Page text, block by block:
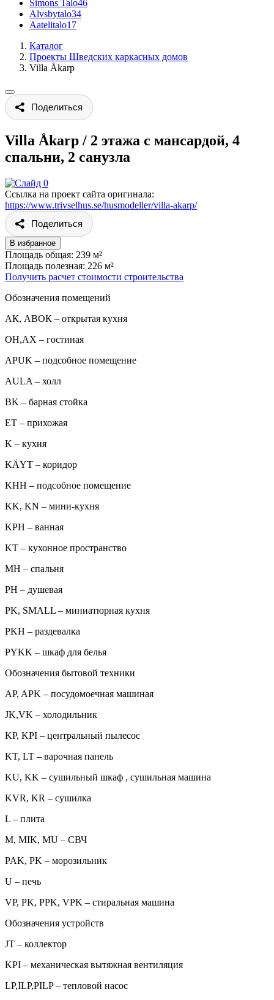
Simons Talo46
Alvsbytalo34
Aatelitalo17
Каталог
Проекты Шведских каркасных домов
Villa Åkarp
Поделиться
Villa Åkarp / 2 этажа с мансардой, 4
спальни, 2 санузла
Ссылка на проект сайта оригинала:
https://www.trivselhus.se/husmodeller/villa-akarp/
Поделиться
В избранное
Площадь общая: 239 м²
Площадь полезная: 226 м²
Получить расчет стоимости строительства
Обозначения помещений
АК, АВОК – открытая кухня
ОН,AX – гостиная
APUK – подсобное помещение
AULA – холл
BK – барная стойка
ET – прихожая
K – кухня
KÄYT – коридор
KHH – подсобное помещение
KK, KN – мини-кухня
KPH – ванная
KT – кухонное пространство
MH – спальня
PH – душевая
PK, SMALL – миниатюрная кухня
PKH – раздевалка
PYKK – шкаф для белья
Обозначения бытовой техники
AP, APK – посудомоечная машиная
JK,VK – холодильник
KP, KPI – центральный пылесос
KT, LT – варочная панель
KU, KK – сушильный шкаф , сушильная машина
KVR, KR – сушилка
L – плита
M, MIK, MU – СВЧ
PAK, PK – морозильник
U – печь
VP, PK, PPK, VPK – стиральная машина
Обозначения устройств
JT – коллектор
KPI – механическая вытяжная вентиляция
LP,ILP,PILP – тепловой насос